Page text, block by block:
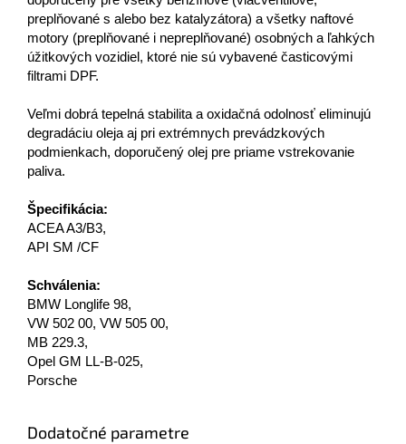
preplňované s alebo bez katalyzátora) a všetky naftové
motory (preplňované i nepreplňované) osobných a ľahkých
úžitkových vozidiel, ktoré nie sú vybavené časticovými
filtrami DPF.
Veľmi dobrá tepelná stabilita a oxidačná odolnosť eliminujú
degradáciu oleja aj pri extrémnych prevádzkových
podmienkach, doporučený olej pre priame vstrekovanie
paliva.
Špecifikácia:
ACEA A3/B3,
API SM /CF
Schválenia:
BMW Longlife 98,
VW 502 00, VW 505 00,
MB 229.3,
Opel GM LL-B-025,
Porsche
Dodatočné parametre